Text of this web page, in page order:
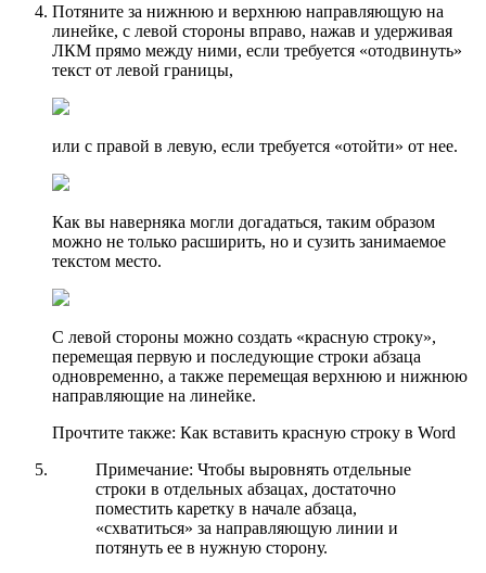
Потяните за нижнюю и верхнюю направляющую на
линейке, с левой стороны вправо, нажав и удерживая
ЛКМ прямо между ними, если требуется «отодвинуть»
текст от левой границы,
или с правой в левую, если требуется «отойти» от нее.
Как вы наверняка могли догадаться, таким образом
можно не только расширить, но и сузить занимаемое
текстом место.
С левой стороны можно создать «красную строку»,
перемещая первую и последующие строки абзаца
одновременно, а также перемещая верхнюю и нижнюю
направляющие на линейке.
Прочтите также: Как вставить красную строку в Word
Примечание: Чтобы выровнять отдельные
строки в отдельных абзацах, достаточно
поместить каретку в начале абзаца,
«схватиться» за направляющую линии и
потянуть ее в нужную сторону.